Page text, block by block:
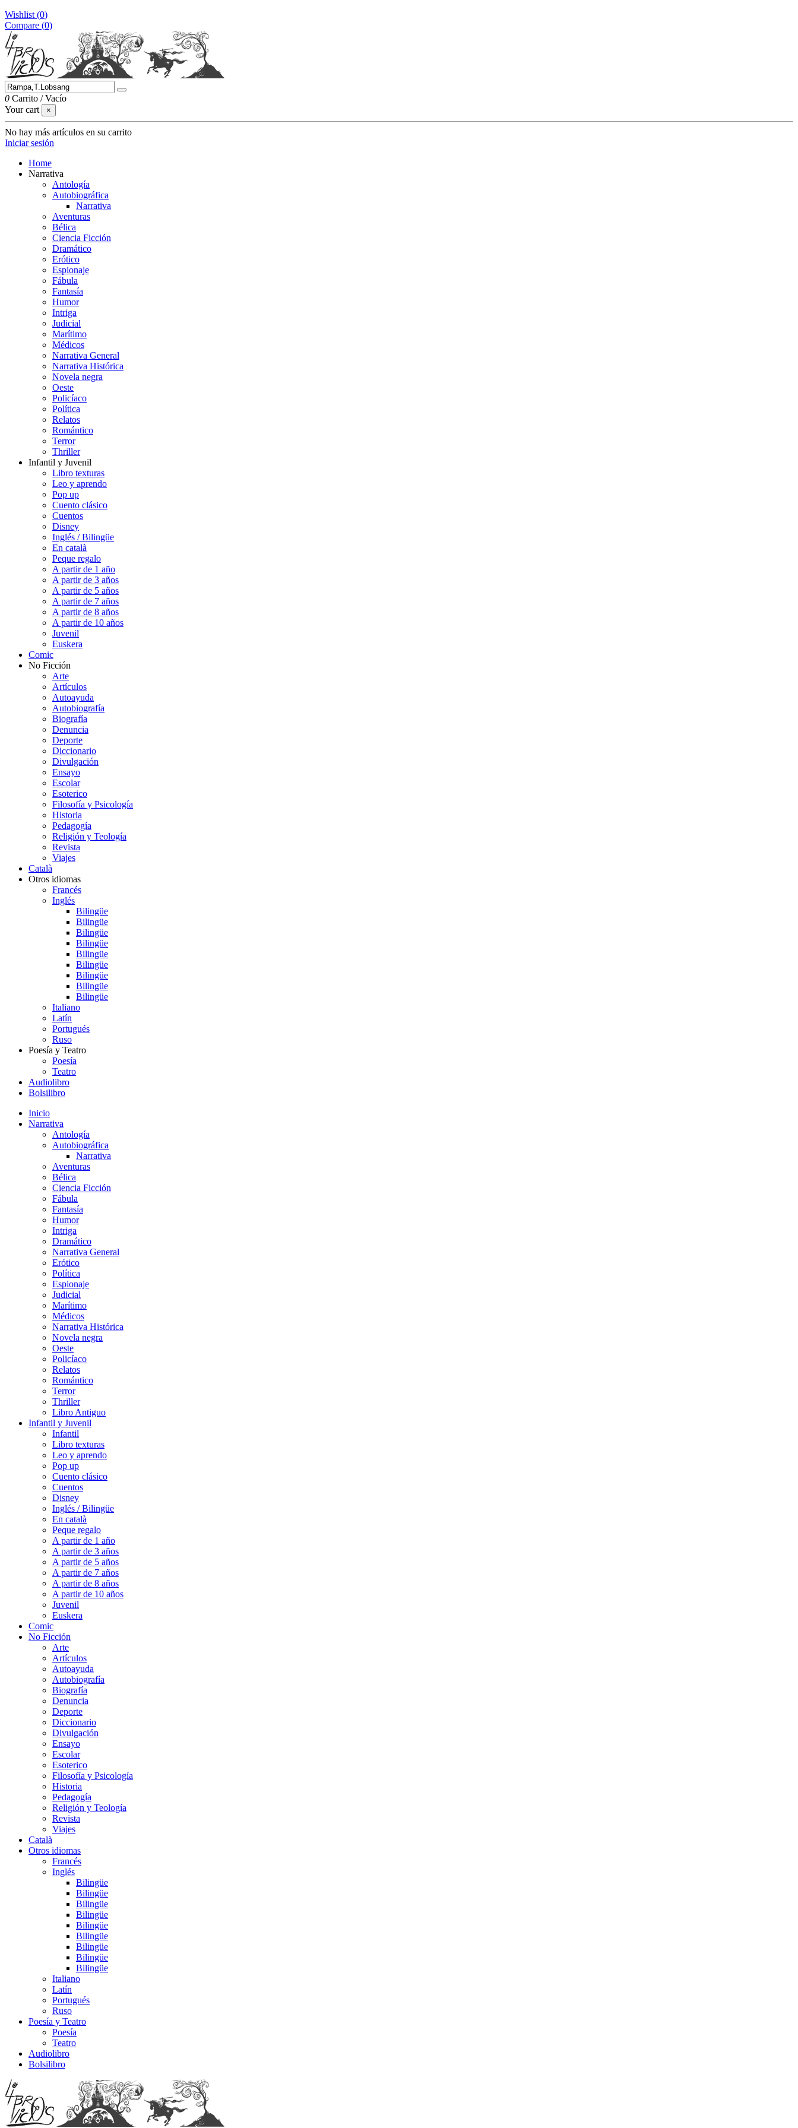
Wishlist (0)
Compare (0)
0 Carrito /Vacío
Your cart
×
No hay más artículos en su carrito
Iniciar sesión
Home
Narrativa
Antología
Autobiográfica
Narrativa
Aventuras
Bélica
Ciencia Ficción
Dramático
Erótico
Espionaje
Fábula
Fantasía
Humor
Intriga
Judicial
Marítimo
Médicos
Narrativa General
Narrativa Histórica
Novela negra
Oeste
Policíaco
Política
Relatos
Romántico
Terror
Thriller
Infantil y Juvenil
Libro texturas
Leo y aprendo
Pop up
Cuento clásico
Cuentos
Disney
Inglés / Bilingüe
En català
Peque regalo
A partir de 1 año
A partir de 3 años
A partir de 5 años
A partir de 7 años
A partir de 8 años
A partir de 10 años
Juvenil
Euskera
Comic
No Ficción
Arte
Artículos
Autoayuda
Autobiografía
Biografía
Denuncia
Deporte
Diccionario
Divulgación
Ensayo
Escolar
Esoterico
Filosofía y Psicología
Historia
Pedagogía
Religión y Teología
Revista
Viajes
Català
Otros idiomas
Francés
Inglés
Bilingüe
Bilingüe
Bilingüe
Bilingüe
Bilingüe
Bilingüe
Bilingüe
Bilingüe
Bilingüe
Italiano
Latín
Portugués
Ruso
Poesía y Teatro
Poesía
Teatro
Audiolibro
Bolsilibro
Inicio
Narrativa
Antología
Autobiográfica
Narrativa
Aventuras
Bélica
Ciencia Ficción
Fábula
Fantasía
Humor
Intriga
Dramático
Narrativa General
Erótico
Política
Espionaje
Judicial
Marítimo
Médicos
Narrativa Histórica
Novela negra
Oeste
Policíaco
Relatos
Romántico
Terror
Thriller
Libro Antiguo
Infantil y Juvenil
Infantil
Libro texturas
Leo y aprendo
Pop up
Cuento clásico
Cuentos
Disney
Inglés / Bilingüe
En català
Peque regalo
A partir de 1 año
A partir de 3 años
A partir de 5 años
A partir de 7 años
A partir de 8 años
A partir de 10 años
Juvenil
Euskera
Comic
No Ficción
Arte
Artículos
Autoayuda
Autobiografía
Biografía
Denuncia
Deporte
Diccionario
Divulgación
Ensayo
Escolar
Esoterico
Filosofía y Psicología
Historia
Pedagogía
Religión y Teología
Revista
Viajes
Català
Otros idiomas
Francés
Inglés
Bilingüe
Bilingüe
Bilingüe
Bilingüe
Bilingüe
Bilingüe
Bilingüe
Bilingüe
Bilingüe
Italiano
Latín
Portugués
Ruso
Poesía y Teatro
Poesía
Teatro
Audiolibro
Bolsilibro